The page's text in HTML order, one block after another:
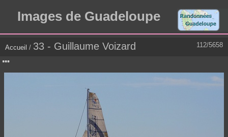
Images de Guadeloupe
112/5658
Accueil / 33 - Guillaume Voizard